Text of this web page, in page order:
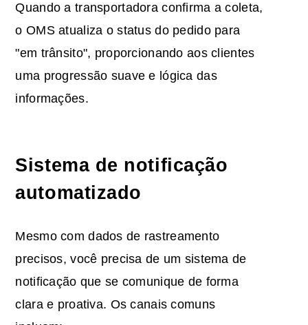
Quando a transportadora confirma a coleta,
o OMS atualiza o status do pedido para
"em trânsito", proporcionando aos clientes
uma progressão suave e lógica das
informações.
Sistema de notificação
automatizado
Mesmo com dados de rastreamento
precisos, você precisa de um sistema de
notificação que se comunique de forma
clara e proativa. Os canais comuns